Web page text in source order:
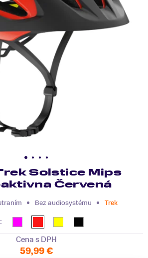
Solstice Mips
Červená
Bez audiosystému Trek
Cena s DPH
59,99 €